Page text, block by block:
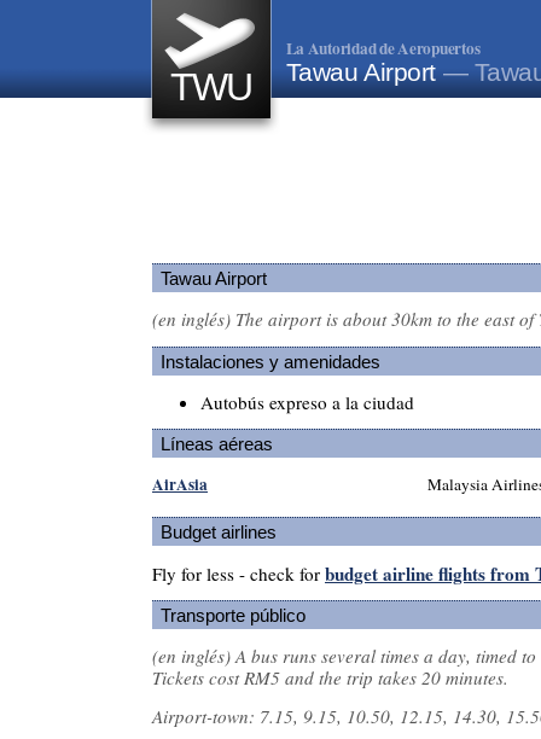
TWU
La Autoridad de Aeropuertos
Tawau Airport—
Tawau Airport
(en inglés) The airport is about 30km to the east of
Instalaciones y amenidades
Autobús expreso a la ciudad
Líneas aéreas
AirAsia Malaysia
Budget airlines
Fly for less - check for budget airline flights from
Transporte público
(en inglés)A bus runs several times a day, timed
Tickets cost RM5 and the trip takes 20 minutes.
Airport-town: 7.15, 9.15, 10.50, 12.15, 14.30,